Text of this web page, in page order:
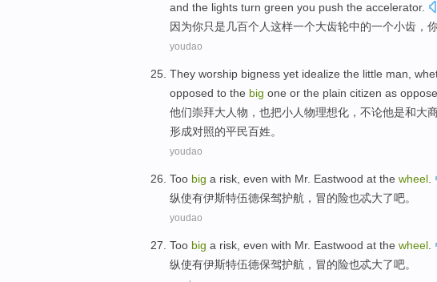
and the lights turn green you push the accelerator.
因为你只是几百个人这样一个大齿轮中的一个小齿，
youdao
They worship bigness yet idealize the little man
opposed to the big one or the plain citizen as
他们崇拜大人物，也把小人物理想化 ， 不论他是和大
形成对照的平民百姓。
youdao
Too big a risk even with Mr. Eastwood at the wheel
纵使有伊斯特伍德保驾护航，冒的险也忒大了吧。
youdao
Too big a risk even with Mr. Eastwood at the wheel
纵使有伊斯特伍德保驾护航，冒的险也忒大了吧。